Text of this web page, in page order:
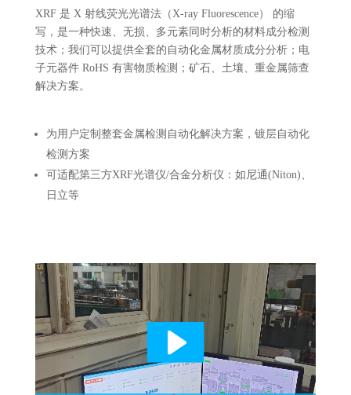
XRF 是 X 射线荧光光谱法（X‑ray Fluorescence） 的缩
写，是一种快速、无损、多元素同时分析的材料成分检测
技术；我们可以提供全套的自动化金属材质成分分析；电
子元器件 RoHS 有害物质检测；矿石、土壤、重金属筛查
解决方案。
为用户定制整套金属检测自动化解决方案，镀层自动化
检测方案
可适配第三方XRF光谱仪/合金分析仪：如尼通(Niton)、
日立等